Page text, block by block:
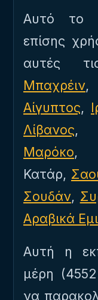
Αυτό το
επίσης
αυτές
Μπαχρέιν,
Αίγυπτος,
Λίβανος,
Μαρόκο,
Κατάρ,
Σουδάν,
Αραβικά
Αυτή η
μέρη
να